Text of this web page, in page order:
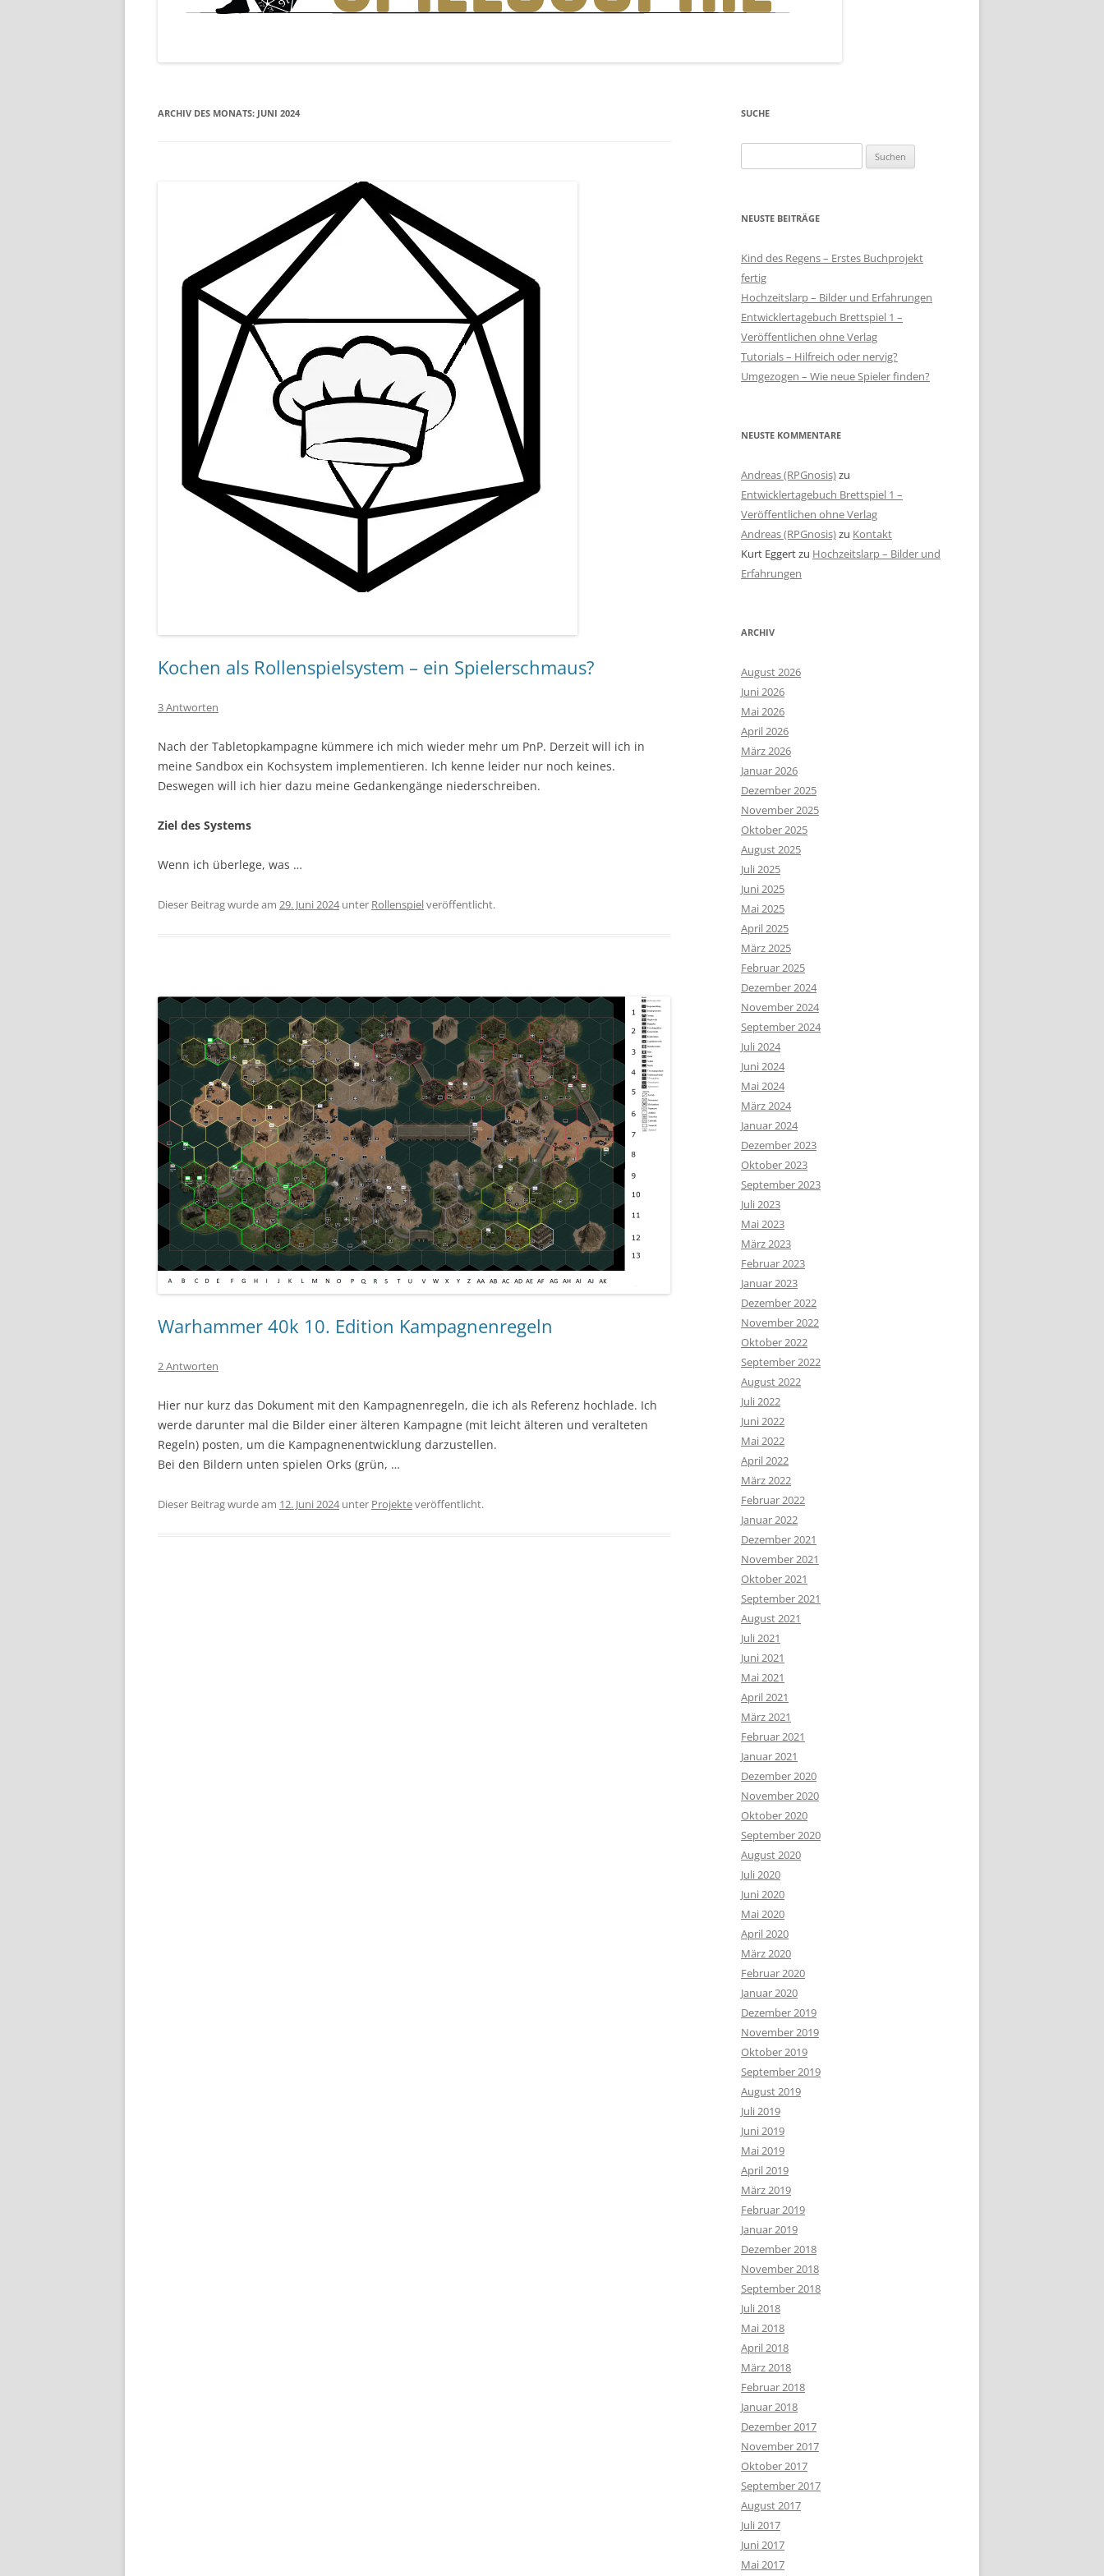
ARCHIV DES MONATS: JUNI 2024
Kochen als Rollenspielsystem – ein Spielerschmaus?
3 Antworten
Nach der Tabletopkampagne kümmere ich mich wieder mehr um PnP. Derzeit will ich in
meine Sandbox ein Kochsystem implementieren. Ich kenne leider nur noch keines.
Deswegen will ich hier dazu meine Gedankengänge niederschreiben.
Ziel des Systems
Wenn ich überlege, was …
Dieser Beitrag wurde am 29. Juni 2024unter Rollenspielveröffentlicht.
Warhammer 40k 10. Edition Kampagnenregeln
2 Antworten
Hier nur kurz das Dokument mit den Kampagnenregeln, die ich als Referenz hochlade. Ich
werde darunter mal die Bilder einer älteren Kampagne (mit leicht älteren und veralteten
Regeln) posten, um die Kampagnenentwicklung darzustellen.
Bei den Bildern unten spielen Orks (grün, …
Dieser Beitrag wurde am 12. Juni 2024unter Projekteveröffentlicht.
SUCHE
nach:
NEUSTE BEITRÄGE
Kind des Regens – Erstes Buchprojekt
fertig
Hochzeitslarp – Bilder und Erfahrungen
Entwicklertagebuch Brettspiel 1 –
Veröffentlichen ohne Verlag
Tutorials – Hilfreich oder nervig?
Umgezogen – Wie neue Spieler finden?
NEUSTE KOMMENTARE
Andreas (RPGnosis)zu
Entwicklertagebuch Brettspiel 1 –
Veröffentlichen ohne Verlag
Andreas (RPGnosis)zu Kontakt
Kurt Eggertzu Hochzeitslarp – Bilder und
Erfahrungen
ARCHIV
August 2026
Juni 2026
Mai 2026
April 2026
März 2026
Januar 2026
Dezember 2025
November 2025
Oktober 2025
August 2025
Juli 2025
Juni 2025
Mai 2025
April 2025
März 2025
Februar 2025
Dezember 2024
November 2024
September 2024
Juli 2024
Juni 2024
Mai 2024
März 2024
Januar 2024
Dezember 2023
Oktober 2023
September 2023
Juli 2023
Mai 2023
März 2023
Februar 2023
Januar 2023
Dezember 2022
November 2022
Oktober 2022
September 2022
August 2022
Juli 2022
Juni 2022
Mai 2022
April 2022
März 2022
Februar 2022
Januar 2022
Dezember 2021
November 2021
Oktober 2021
September 2021
August 2021
Juli 2021
Juni 2021
Mai 2021
April 2021
März 2021
Februar 2021
Januar 2021
Dezember 2020
November 2020
Oktober 2020
September 2020
August 2020
Juli 2020
Juni 2020
Mai 2020
April 2020
März 2020
Februar 2020
Januar 2020
Dezember 2019
November 2019
Oktober 2019
September 2019
August 2019
Juli 2019
Juni 2019
Mai 2019
April 2019
März 2019
Februar 2019
Januar 2019
Dezember 2018
November 2018
September 2018
Juli 2018
Mai 2018
April 2018
März 2018
Februar 2018
Januar 2018
Dezember 2017
November 2017
Oktober 2017
September 2017
August 2017
Juli 2017
Juni 2017
Mai 2017